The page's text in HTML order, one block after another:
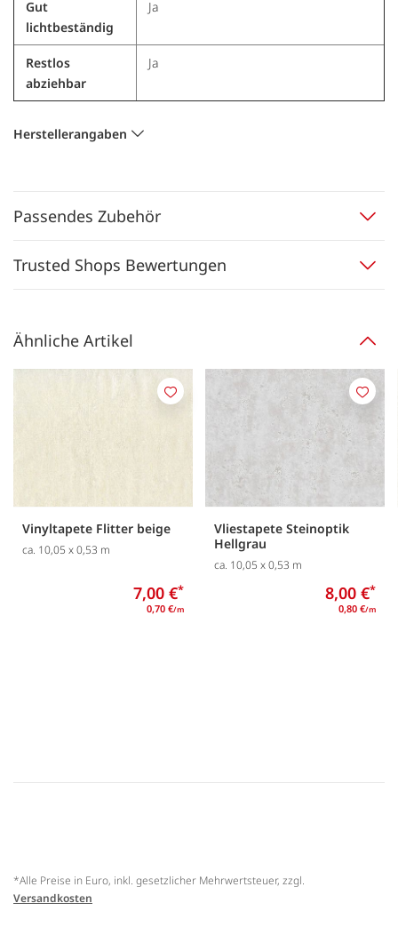
Gut
lichtbeständig
Ja
Restlos
abziehbar
Ja
Herstellerangaben
Passendes Zubehör
Trusted Shops Bewertungen
Ähnliche Artikel
Vinyltapete Flitter beige
ca. 10,05 x 0,53 m
7,00 €*
0,70 €/m
Merken
Vliestapete Steinoptik
Hellgrau
ca. 10,05 x 0,53 m
8,00 €*
0,80 €/m
*Alle Preise in Euro, inkl. gesetzlicher Mehrwertsteuer, zzgl.
Versandkosten